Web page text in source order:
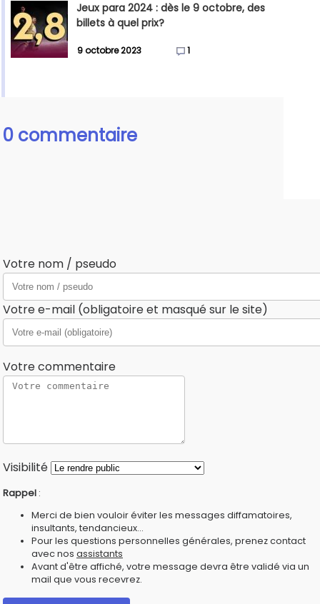
Jeux para 2024 : dès le 9 octobre, des
billets à quel prix?
9 octobre 2023 1
0 commentaire
Votre nom / pseudo
Votre e-mail (obligatoire et masqué sur le site)
Votre commentaire
Visibilité
Rappel :
Merci de bien vouloir éviter les messages diffamatoires,
insultants, tendancieux...
Pour les questions personnelles générales, prenez contact
avec nos assistants
Avant d'être affiché, votre message devra être validé via un
mail que vous recevrez.